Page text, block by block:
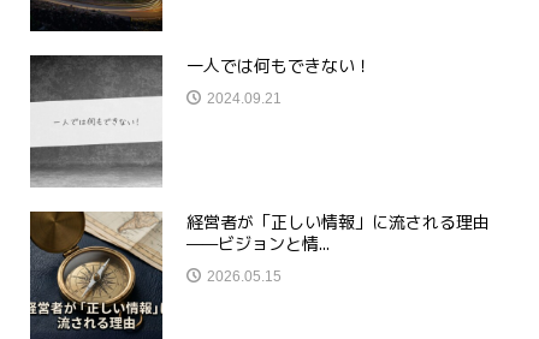
一人では何もできない！
2024.09.21
経営者が「正しい情報」に流される理由
——ビジョンと情...
2026.05.15